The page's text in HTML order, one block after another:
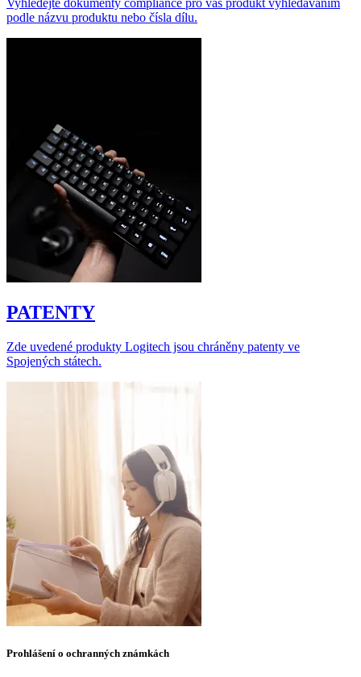
Vyhledejte dokumenty compliance pro váš produkt vyhledáváním
podle názvu produktu nebo čísla dílu.
PATENTY
Zde uvedené produkty Logitech jsou chráněny patenty ve
Spojených státech.
Prohlášení o ochranných známkách